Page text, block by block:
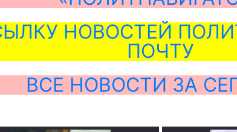
НОВОСТЕЙ
ПОЧТУ
ВСЕ НОВОСТИ ЗА